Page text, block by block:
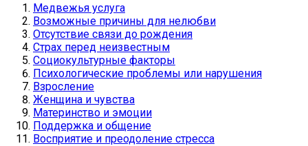
Медвежья услуга
Возможные причины для нелюбви
Отсутствие связи до рождения
Страх перед неизвестным
Социокультурные факторы
Психологические проблемы или нарушения
Взросление
Женщина и чувства
Материнство и эмоции
Поддержка и общение
Восприятие и преодоление стресса